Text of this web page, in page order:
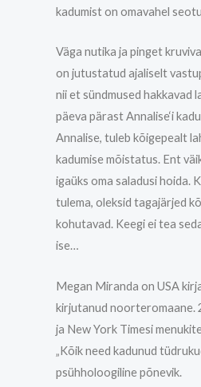
kadumist on omavahel
Väga nutika ja pinget
on jutustatud ajaliselt
nii et sündmused hakkavad
päeva pärast Annalise‘i
Annalise, tuleb kõigepealt
kadumise mõistatus. Ent
igaüks oma saladusi hoida.
tulema, oleksid tagajärjed
kohutavad. Keegi ei tea
ise…
Megan Miranda on USA
kirjutanud noorteromaane.
ja New York Timesi
„Kõik need kadunud
psühholoogiline põnevik.